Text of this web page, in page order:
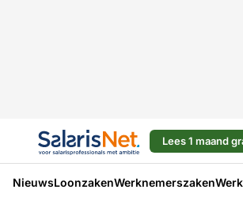
Lees 1 maand
NieuwsLoonzakenWerknemerszaken